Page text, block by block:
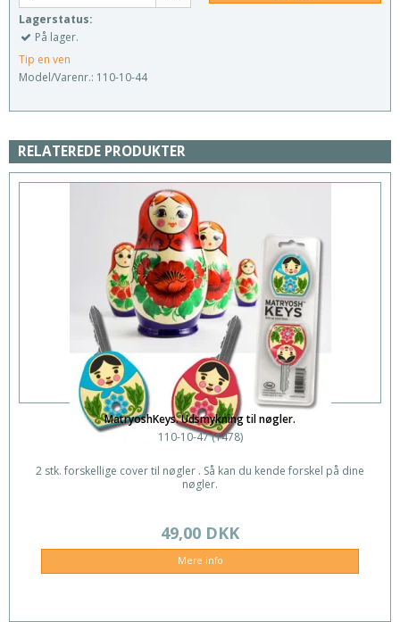
Lagerstatus:
På lager.
Tip en ven
Model/Varenr.: 110-10-44
RELATEREDE PRODUKTER
MatryoshKeys. Udsmykning til nøgler.
110-10-47 (1478)
2 stk. forskellige cover til nøgler . Så kan du kende forskel på dine
nøgler.
49,00 DKK
Mere info